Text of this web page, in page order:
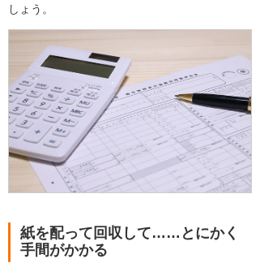
しょう。
紙を配って回収して……とにかく
手間がかかる